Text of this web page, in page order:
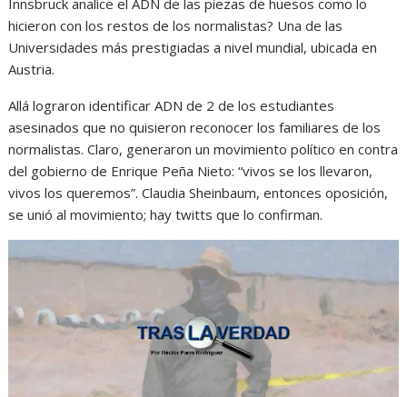
hicieron con los restos de los normalistas? Una de las
Universidades más prestigiadas a nivel mundial, ubicada en
Austria.
Allá lograron identificar ADN de 2 de los estudiantes
asesinados que no quisieron reconocer los familiares de los
normalistas. Claro, generaron un movimiento político en contra
del gobierno de Enrique Peña Nieto: “vivos se los llevaron,
vivos los queremos”. Claudia Sheinbaum, entonces oposición,
se unió al movimiento; hay twitts que lo confirman.